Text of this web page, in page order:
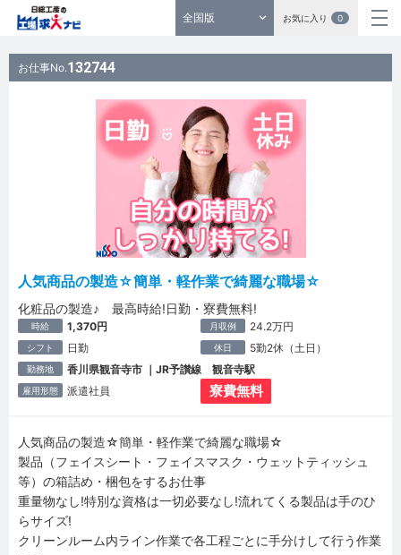
全国版 お気に入り 0
お仕事No.132744
人気商品の製造☆簡単・軽作業で綺麗な職場☆
化粧品の製造♪ 最高時給!日勤・寮費無料!
時給 1,370円 月収例 24.2万円
シフト 日勤 休日 5勤2休（土日）
勤務地 香川県観音寺市 ｜JR予讃線 観音寺駅
雇用形態 派遣社員 寮費無料
人気商品の製造☆簡単・軽作業で綺麗な職場☆
製品（フェイスシート・フェイスマスク・ウェットティッシュ
等）の箱詰め・梱包をするお仕事
重量物なし!特別な資格は一切必要なし!流れてくる製品は手のひ
らサイズ!
クリーンルーム内ライン作業で各工程ごとに手分けして行う作業